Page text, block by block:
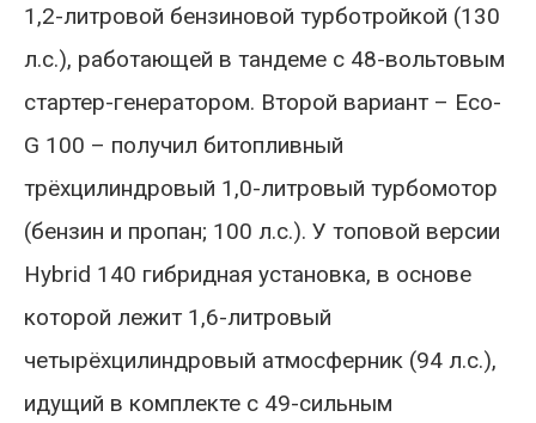
1,2-литровой бензиновой турботройкой (130
л.с.), работающей в тандеме с 48-вольтовым
стартер-генератором. Второй вариант – Eco-
G 100 – получил битопливный
трёхцилиндровый 1,0-литровый турбомотор
(бензин и пропан; 100 л.с.). У топовой версии
Hybrid 140 гибридная установка, в основе
которой лежит 1,6-литровый
четырёхцилиндровый атмосферник (94 л.с.),
идущий в комплекте с 49-сильным